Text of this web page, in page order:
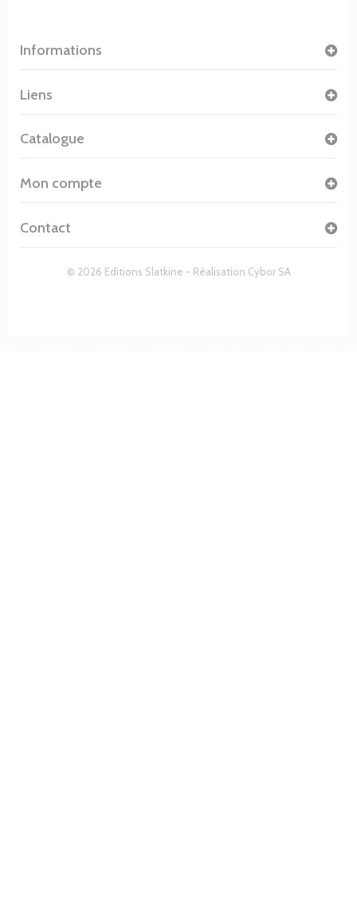
Informations
© 2026 Editions Slatkine - Réalisation Cybor SA
Liens
Catalogue
Mon compte
Contact